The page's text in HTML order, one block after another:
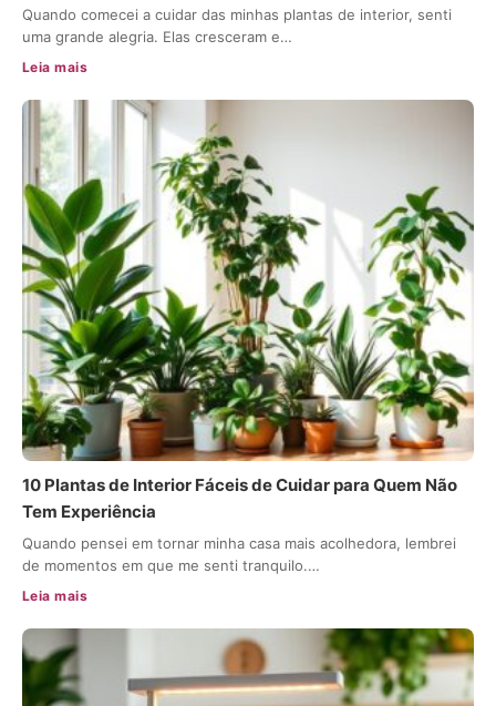
Quando comecei a cuidar das minhas plantas de interior, senti
uma grande alegria. Elas cresceram e…
Leia mais
10 Plantas de Interior Fáceis de Cuidar para Quem Não
Tem Experiência
Quando pensei em tornar minha casa mais acolhedora, lembrei
de momentos em que me senti tranquilo.…
Leia mais